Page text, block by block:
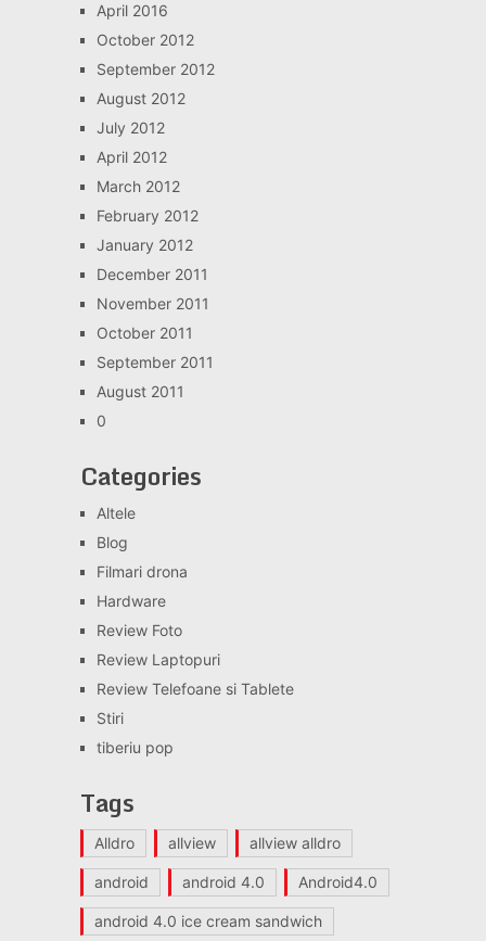
April 2016
October 2012
September 2012
August 2012
July 2012
April 2012
March 2012
February 2012
January 2012
December 2011
November 2011
October 2011
September 2011
August 2011
0
Categories
Altele
Blog
Filmari drona
Hardware
Review Foto
Review Laptopuri
Review Telefoane si Tablete
Stiri
tiberiu pop
Tags
Alldro allview allview alldro
android android 4.0 Android4.0
android 4.0 ice cream sandwich